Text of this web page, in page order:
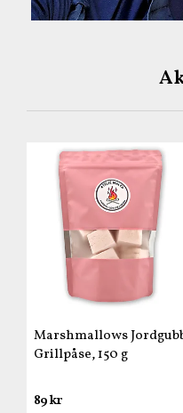
Marshmallows
Grillpåse, 150 g
89 kr